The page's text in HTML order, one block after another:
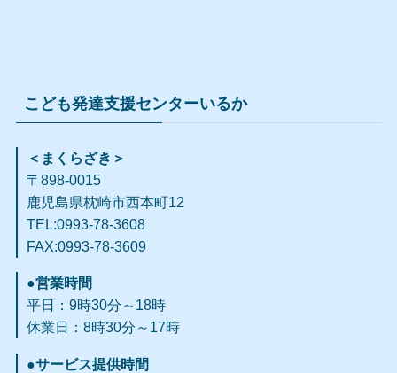
こども発達支援センターいるか
＜まくらざき＞
〒898-0015
鹿児島県枕崎市西本町12
TEL:0993-78-3608
FAX:0993-78-3609​
●営業時間
平日：9時30分～18時
休業日：8時30分～17時
●サービス提供時間